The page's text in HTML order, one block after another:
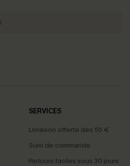
SERVICES
Livraison offerte dès 55 €
Suivi de commande
Retours faciles sous 30 jours